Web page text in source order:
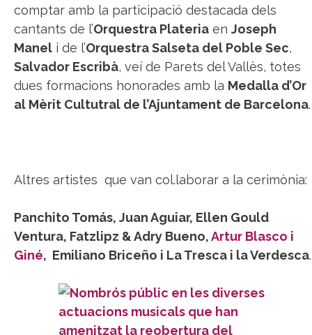
comptar amb la participació destacada dels
cantants de l’Orquestra Plateria en Joseph
Manel i de l’Orquestra Salseta del Poble Sec,
Salvador Escribà, veí de Parets del Vallès, totes
dues formacions honorades amb la Medalla d’Or
al Mèrit Cultutral de l’Ajuntament de Barcelona.
Altres artistes que van col.laborar a la cerimònia:
Panchito Tomás, Juan Aguiar, Ellen Gould
Ventura, Fatzlipz & Adry Bueno,Artur Blasco i
Giné, Emiliano Briceño i La Tresca i la Verdesca.